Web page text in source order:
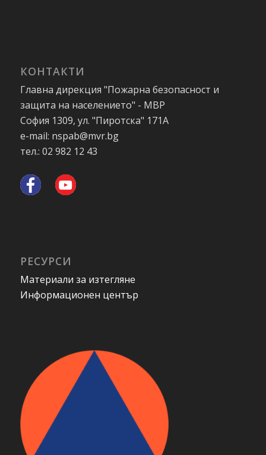
КОНТАКТИ
Главна дирекция "Пожарна безопасност и
защита на населението" - МВР
София 1309, ул. "Пиротска" 171А
e-mail: nspab@mvr.bg
тел.: 02 982 12 43
РЕСУРСИ
Материали за изтегляне
Информационен център